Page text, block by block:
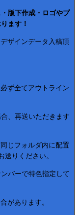
版下作成・ロゴやプ
ます！
ザインデータ入稿頂
ず全てアウトライン
、再送いただきます
じフォルダ内に配置
りください。
バーで特色指定して
があります。